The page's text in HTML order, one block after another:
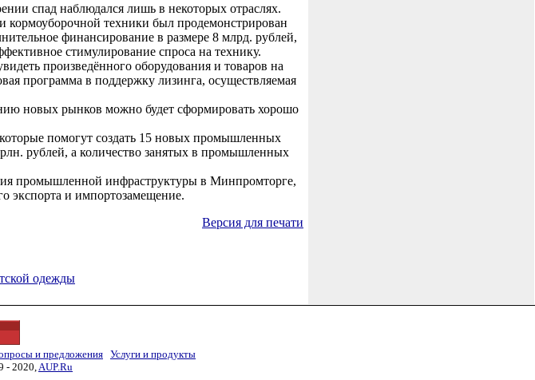
спад наблюдался лишь в некоторых отраслях.
кормоуборочной техники был продемонстрирован
финансирование в размере 8 млрд. рублей,
стимулирование спроса на технику.
произведённого оборудования и товаров на
программа в поддержку лизинга, осуществляемая
новых рынков можно будет сформировать хорошо
помогут создать 15 новых промышленных
рублей, а количество занятых в промышленных
промышленной инфраструктуры в Минпромторге,
экспорта и импортозамещение.
Версия для печати
одежды
и предложения Услуги и продукты
- 2020,AUP.Ru